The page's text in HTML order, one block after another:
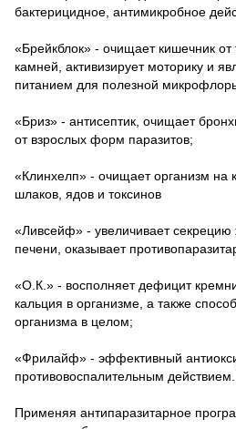
бактерицидное, антимикробное
«Брейкблок» - очищает кишечник от
камней, активизирует моторику и
питанием для полезной
«Бриз» - антисептик, очищает
от взрослых форм паразитов;
«Клинхелп» - очищает организм на
шлаков, ядов и токсинов
«Ливсейф» - увеличивает секрецию
печени, оказывает
«О.К.» - восполняет дефицит
кальция в организме, а также
организма в целом;
«Фрилайф» - эффективный
противовоспалительным действием.
Применяя антипаразитарное